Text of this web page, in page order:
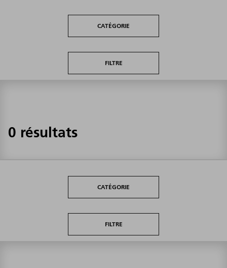
CATÉGORIE
FILTRE
0 résultats
CATÉGORIE
FILTRE